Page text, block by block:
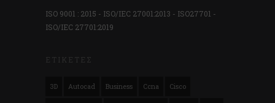
ISO 9001 : 2015 - ISO/IEC 27001:2013 - ISO27701 -
ISO/IEC 27701:2019
ΕΤΙΚΈΤΕΣ
3D Autocad Business Ccna Cisco